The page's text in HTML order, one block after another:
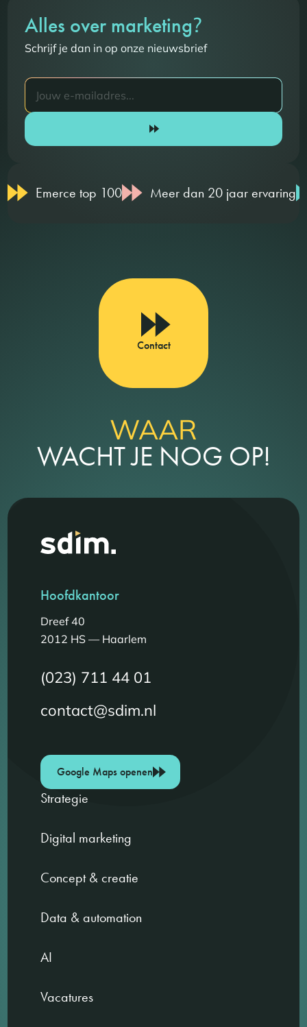
Alles over marketing?
Schrijf je dan in op onze nieuwsbrief
Emerce top 100 Meer dan 20 jaar ervaring
Contact
WAAR
WACHT JE NOG OP!
Hoofdkantoor
Dreef 40
2012 HS — Haarlem
(023) 711 44 01
contact@sdim.nl
Google Maps openen
Strategie
Digital marketing
Concept & creatie
Data & automation
AI
Vacatures